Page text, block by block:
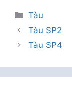
Danh
mục
Tàu
Tàu SP2
Tàu SP4